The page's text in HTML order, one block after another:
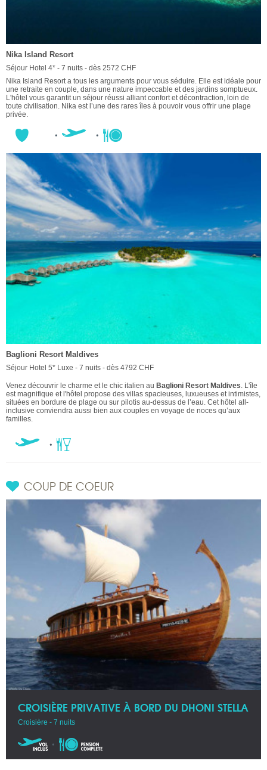
Nika Island Resort
Séjour Hotel 4* - 7 nuits - dès 2572 CHF
Nika Island Resort a tous les arguments pour vous séduire. Elle est idéale pour
une retraite en couple, dans une nature impeccable et des jardins somptueux.
L'hôtel vous garantit un séjour réussi alliant confort et décontraction, loin de
toute civilisation. Nika est l’une des rares îles à pouvoir vous offrir une plage
privée.
Baglioni Resort Maldives
Séjour Hotel 5* Luxe - 7 nuits - dès 4792 CHF
Venez découvrir le charme et le chic italien au Baglioni Resort Maldives . L'île
est magnifique et l'hôtel propose des villas spacieuses, luxueuses et intimistes,
situées en bordure de plage ou sur pilotis au-dessus de l’eau. Cet hôtel all-
inclusive conviendra aussi bien aux couples en voyage de noces qu’aux
familles.
COUP DE COEUR
CROISIÈRE PRIVATIVE À BORD DU DHONI STELLA
Croisière - 7 nuits